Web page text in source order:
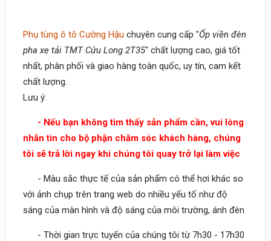
Phụ tùng ô tô Cường Hậu chuyên cung cấp "Ốp viền đèn
pha xe tải TMT Cửu Long 2T35" chất lượng cao, giá tốt
nhất, phân phối và giao hàng toàn quốc, uy tín, cam kết
chất lượng.
Lưu ý:
- Nếu bạn không tìm thấy sản phẩm cần, vui lòng
nhắn tin cho bộ phận chăm sóc khách hàng, chúng
tôi sẽ trả lời ngay khi chúng tôi quay trở lại làm việc
- Màu sắc thực tế của sản phẩm có thể hơi khác so
với ảnh chụp trên trang web do nhiều yếu tố như độ
sáng của màn hình và độ sáng của môi trường, ánh đèn
- Thời gian trực tuyến của chúng tôi từ 7h30 - 17h30